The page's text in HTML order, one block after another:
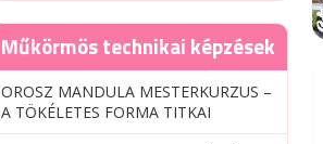
Műkörmös technikai képzések
OROSZ MANDULA MESTERKURZUS –
A TÖKÉLETES FORMA TITKAI